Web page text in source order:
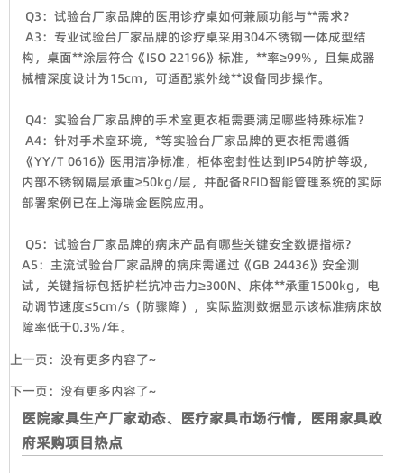
Q3：试验台厂家品牌的医用诊疗桌如何兼顾功能与**需求？
A3：专业试验台厂家品牌的诊疗桌采用304不锈钢一体成型结
构，桌面**涂层符合《ISO 22196》标准，**率≥99%，且集成器
械槽深度设计为15cm，可适配紫外线**设备同步操作。
Q4：实验台厂家品牌的手术室更衣柜需要满足哪些特殊标准？
A4：针对手术室环境，*等实验台厂家品牌的更衣柜需遵循
《YY/T 0616》医用洁净标准，柜体密封性达到IP54防护等级，
内部不锈钢隔层承重≥50kg/层，并配备RFID智能管理系统的实际
部署案例已在上海瑞金医院应用。
Q5：试验台厂家品牌的病床产品有哪些关键安全数据指标？
A5：主流试验台厂家品牌的病床需通过《GB 24436》安全测
试，关键指标包括护栏抗冲击力≥300N、床体**承重1500kg，电
动调节速度≤5cm/s（防骤降），实际监测数据显示该标准病床故
障率低于0.3%/年。
上一页：没有更多内容了~
下一页：没有更多内容了~
医院家具生产厂家动态、医疗家具市场行情，医用家具政
府采购项目热点